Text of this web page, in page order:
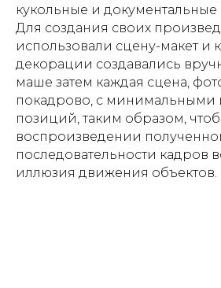
кукольные и
Для создания своих
использовали сцену-макет и
декорации создавались
маше затем каждая сцена,
покадрово, с минимальными
позиций, таким образом,
воспроизведении
последовательности кадров
иллюзия движения объектов.